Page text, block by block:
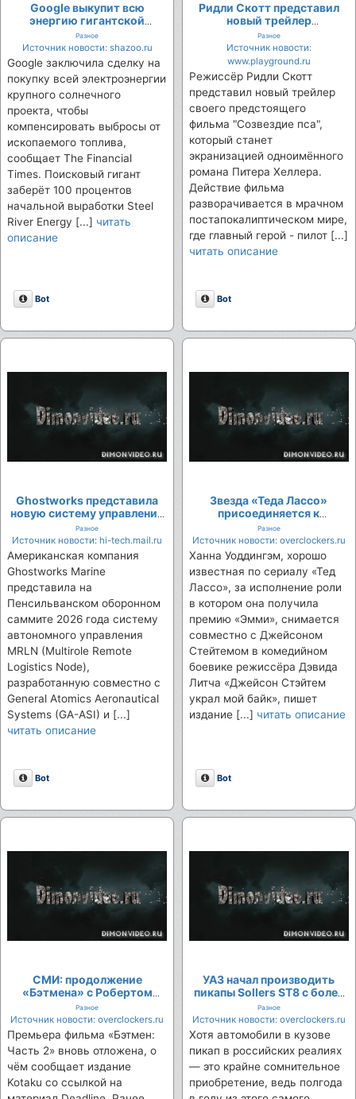
Google выкупит всю
энергию гигантской
солнечной фермы для
компенсации выбросов
дата-центров
Разное
Источник новости: shazoo.ru
Google заключила сделку на
покупку всей электроэнергии
крупного солнечного
проекта, чтобы
компенсировать выбросы от
ископаемого топлива,
сообщает The Financial
Times. Поисковый гигант
заберёт 100 процентов
начальной выработки Steel
River Energy [...] читать
описание
Описание
Bot
Ридли Скотт представил
новый трейлер
предстоящего фильма про
постапокалипсис
"Созвездие пса"
Разное
Источник новости:
www.playground.ru
Режиссёр Ридли Скотт
представил новый трейлер
своего предстоящего
фильма "Созвездие пса",
который станет
экранизацией одноимённого
романа Питера Хеллера.
Действие фильма
разворачивается в мрачном
постапокалиптическом мире,
где главный герой - пилот [...]
читать описание
Описание
Bot
Ghostworks представила
новую систему управления
беспилотниками
Разное
Источник новости: hi-tech.mail.ru
Американская компания
Ghostworks Marine
представила на
Пенсильванском оборонном
саммите 2026 года систему
автономного управления
MRLN (Multirole Remote
Logistics Node),
разработанную совместно с
General Atomics Aeronautical
Systems (GA-ASI) и [...]
читать описание
Описание
Bot
Звезда «Теда Лассо»
присоединяется к
актёрскому составу
боевика «Джейсон
Стэйтем украл мой байк»
Разное
Источник новости: overclockers.ru
Ханна Уоддингэм, хорошо
известная по сериалу «Тед
Лассо», за исполнение роли
в котором она получила
премию «Эмми», снимается
совместно с Джейсоном
Стейтемом в комедийном
боевике режиссёра Дэвида
Литча «Джейсон Стэйтем
украл мой байк», пишет
издание [...] читать описание
Описание
Bot
СМИ: продолжение
«Бэтмена» с Робертом
Паттинсоном появится на
экранах кинотеатров не
ранее 2028 года
Разное
Источник новости: overclockers.ru
Премьера фильма «Бэтмен:
Часть 2» вновь отложена, о
чём сообщает издание
Kotaku со ссылкой на
УАЗ начал производить
пикапы Sollers ST8 с более
мощными двигателями
Разное
Источник новости: overclockers.ru
Хотя автомобили в кузове
пикап в российских реалиях
— это крайне сомнительное
приобретение, ведь полгода